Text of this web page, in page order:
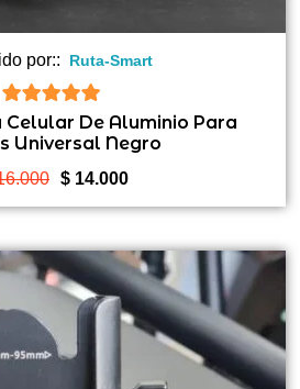
por:: Ruta-Smart
5 de 5
Celular De Aluminio Para
Universal Negro
El
precio
era:
$ 16.000.
$ 14.000El
precio
es:
$ 14.000.